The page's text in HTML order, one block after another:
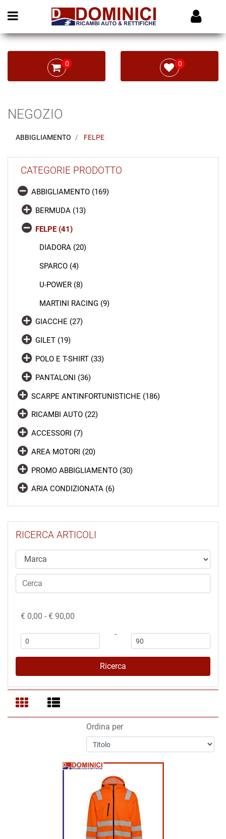
Open menu
0 0
NEGOZIO
ABBIGLIAMENTO FELPE
CATEGORIE PRODOTTO
ABBIGLIAMENTO (169)
BERMUDA (13)
FELPE (41)
DIADORA (20)
SPARCO (4)
U-POWER (8)
MARTINI RACING (9)
GIACCHE (27)
GILET (19)
POLO E T-SHIRT (33)
PANTALONI (36)
SCARPE ANTINFORTUNISTICHE (186)
RICAMBI AUTO (22)
ACCESSORI (7)
AREA MOTORI (20)
PROMO ABBIGLIAMENTO (30)
ARIA CONDIZIONATA (6)
RICERCA ARTICOLI
€ 0,00 - € 90,00
-
Ordina per